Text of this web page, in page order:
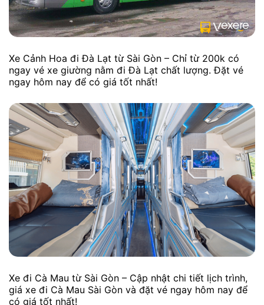
Xe Cảnh Hoa đi Đà Lạt từ Sài Gòn – Chỉ từ 200k có
ngay vé xe giường nằm đi Đà Lạt chất lượng. Đặt vé
ngay hôm nay để có giá tốt nhất!
Xe đi Cà Mau từ Sài Gòn – Cập nhật chi tiết lịch trình,
giá xe đi Cà Mau Sài Gòn và đặt vé ngay hôm nay để
có giá tốt nhất!